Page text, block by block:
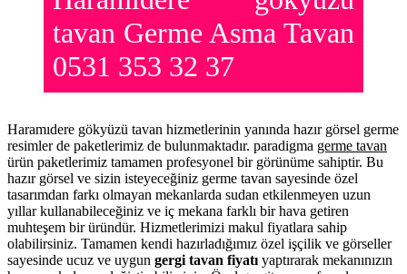
tavan Germe Asma Tavan
0531 353 32 37
Haramıdere gökyüzü tavan hizmetlerinin yanında hazır görsel germe
resimler de paketlerimiz de bulunmaktadır. paradigma germe tavan
ürün paketlerimiz tamamen profesyonel bir görünüme sahiptir. Bu
hazır görsel ve sizin isteyeceğiniz germe tavan sayesinde özel
tasarımdan farkı olmayan mekanlarda sudan etkilenmeyen uzun
yıllar kullanabileceğiniz ve iç mekana farklı bir hava getiren
muhteşem bir üründür. Hizmetlerimizi makul fiyatlara sahip
olabilirsiniz. Tamamen kendi hazırladığımız özel işçilik ve görseller
sayesinde ucuz ve uygun gergi tavan fiyatı yaptırarak mekanınızın